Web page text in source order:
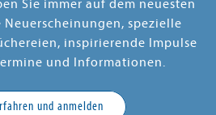
Sie immer auf dem neuesten
Neuerscheinungen, spezielle
inspirierende Impulse
und Informationen.
und anmelden